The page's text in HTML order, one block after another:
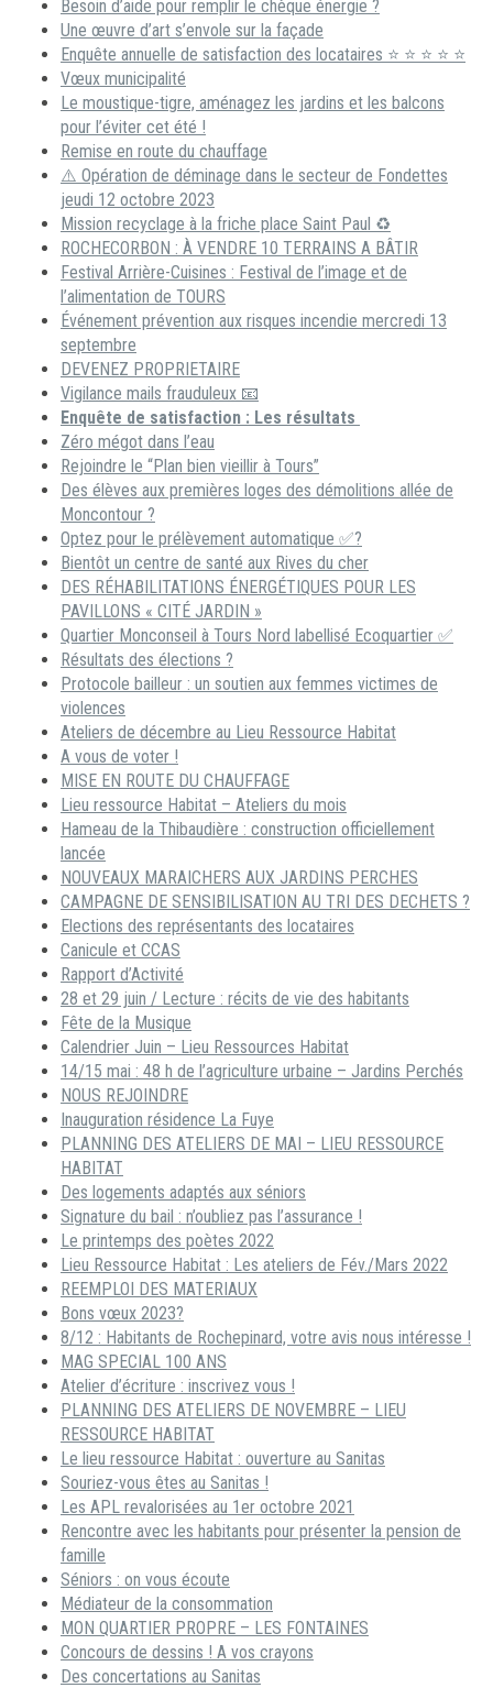
Besoin d’aide pour remplir le chèque énergie ?
Une œuvre d’art s’envole sur la façade
Enquête annuelle de satisfaction des locataires ⭐ ⭐ ⭐ ⭐ ⭐
Vœux municipalité
Le moustique-tigre, aménagez les jardins et les balcons
pour l’éviter cet été !
Remise en route du chauffage
⚠️ Opération de déminage dans le secteur de Fondettes
jeudi 12 octobre 2023
Mission recyclage à la friche place Saint Paul ♻️
ROCHECORBON : À VENDRE 10 TERRAINS A BÂTIR
Festival Arrière-Cuisines : Festival de l’image et de
l’alimentation de TOURS
Événement prévention aux risques incendie mercredi 13
septembre
DEVENEZ PROPRIETAIRE
Vigilance mails frauduleux 📧
Enquête de satisfaction : Les résultats
Zéro mégot dans l’eau
Rejoindre le “Plan bien vieillir à Tours”
Des élèves aux premières loges des démolitions allée de
Moncontour ?
Optez pour le prélèvement automatique ✅?
Bientôt un centre de santé aux Rives du cher
DES RÉHABILITATIONS ÉNERGÉTIQUES POUR LES
PAVILLONS « CITÉ JARDIN »
Quartier Monconseil à Tours Nord labellisé Ecoquartier ✅
Résultats des élections ?
Protocole bailleur : un soutien aux femmes victimes de
violences
Ateliers de décembre au Lieu Ressource Habitat
A vous de voter !
MISE EN ROUTE DU CHAUFFAGE
Lieu ressource Habitat – Ateliers du mois
Hameau de la Thibaudière : construction officiellement
lancée
NOUVEAUX MARAICHERS AUX JARDINS PERCHES
CAMPAGNE DE SENSIBILISATION AU TRI DES DECHETS ?
Elections des représentants des locataires
Canicule et CCAS
Rapport d’Activité
28 et 29 juin / Lecture : récits de vie des habitants
Fête de la Musique
Calendrier Juin – Lieu Ressources Habitat
14/15 mai : 48 h de l’agriculture urbaine – Jardins Perchés
NOUS REJOINDRE
Inauguration résidence La Fuye
PLANNING DES ATELIERS DE MAI – LIEU RESSOURCE
HABITAT
Des logements adaptés aux séniors
Signature du bail : n’oubliez pas l’assurance !
Le printemps des poètes 2022
Lieu Ressource Habitat : Les ateliers de Fév./Mars 2022
REEMPLOI DES MATERIAUX
Bons vœux 2023?
8/12 : Habitants de Rochepinard, votre avis nous intéresse !
MAG SPECIAL 100 ANS
Atelier d’écriture : inscrivez vous !
PLANNING DES ATELIERS DE NOVEMBRE – LIEU
RESSOURCE HABITAT
Le lieu ressource Habitat : ouverture au Sanitas
Souriez-vous êtes au Sanitas !
Les APL revalorisées au 1er octobre 2021
Rencontre avec les habitants pour présenter la pension de
famille
Séniors : on vous écoute
Médiateur de la consommation
MON QUARTIER PROPRE – LES FONTAINES
Concours de dessins ! A vos crayons
Des concertations au Sanitas